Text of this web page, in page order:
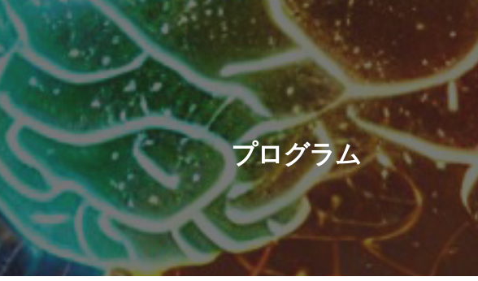
Skip to main content Skip to
プログラム